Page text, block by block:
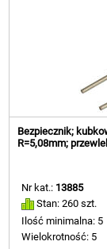
Bezpiecznik;
R=5,08mm;
Nr kat.: 13885
Stan: 260 szt.
Ilość minimalna: 5
Wielokrotność: 5